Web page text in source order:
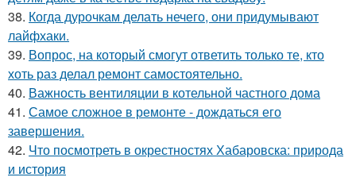
38. Когда дурочкам делать нечего, они придумывают
лайфхаки.
39. Вопрос, на который смогут ответить только те, кто
хоть раз делал ремонт самостоятельно.
40. Важность вентиляции в котельной частного дома
41. Самое сложное в ремонте - дождаться его
завершения.
42. Что посмотреть в окрестностях Хабаровска: природа
и история